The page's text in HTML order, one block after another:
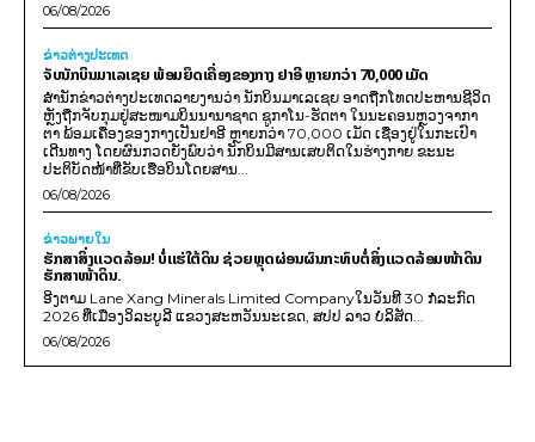
06/08/2026
ຂ່າວຕ່າງປະເທດ
ຈັບນັກບິນມາເລເຊຍ ພ້ອມຍຶດເຄື່ອງຂອງກາງ ຢາອີ ຫຼາຍກວ່າ 70,000 ເມັດ
ສຳນັກຂ່າວຕ່າງປະເທດລາຍງານວ່າ ນັກບິນມາເລເຊຍ ອາດຖືກໂທດປະຫານຊີວິດ
ຫຼັງຖືກຈັບກຸມຢູ່ສະໜາມບິນນານາຊາດ ຊູກາໂນ-ຮັດຕາ ໃນນະຄອນຫຼວງຈາກາ
ຕາ ພ້ອມເຄື່ອງຂອງກາງເປັນຢາອີ ຫຼາຍກວ່າ 70,000 ເມັດ ເຊື່ອງຢູ່ໃນກະເປົາ
ເດີນທາງ ໂດຍຜົນກວດຍັງພົບວ່າ ນັກບິນມີສານເສບຕິດໃນຮ່າງກາຍ ຂະນະ
ປະຕິບັດໜ້າທີ່ຂັບເຮືອບິນໂດຍສານ...
06/08/2026
ຂ່າວພາຍ​ໃນ
ຮັກສາສິ່ງແວດລ້ອມ! ບໍ່ແຮ່ໃຕ້ດິນ ຊ່ວຍຫຼຸດຜ່ອນຜົນກະທົບຕໍ່ສິ່ງແວດລ້ອມໜ້າດິນ
ຮັກສາໜ້າດິນ.
ອີງຕາມ Lane Xang Minerals Limited Companyໃນວັນທີ 30 ກໍລະກົດ
2026 ທີ່ເມືອງວິລະບູລີ ແຂວງສະຫວັນນະເຂດ, ສປປ ລາວ ບໍລິສັດ...
06/08/2026